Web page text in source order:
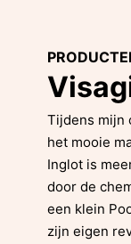
Tijdens mijn
het mooie
Inglot is
door de
een klein
zijn eigen